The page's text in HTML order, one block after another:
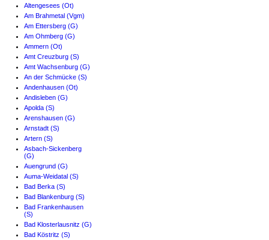
Altengesees (Ot)
Am Brahmetal (Vgm)
Am Ettersberg (G)
Am Ohmberg (G)
Ammern (Ot)
Amt Creuzburg (S)
Amt Wachsenburg (G)
An der Schmücke (S)
Andenhausen (Ot)
Andisleben (G)
Apolda (S)
Arenshausen (G)
Arnstadt (S)
Artern (S)
Asbach-Sickenberg
(G)
Auengrund (G)
Auma-Weidatal (S)
Bad Berka (S)
Bad Blankenburg (S)
Bad Frankenhausen
(S)
Bad Klosterlausnitz (G)
Bad Köstritz (S)